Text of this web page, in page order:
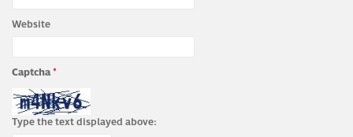
Website
Captcha*
Type the text displayed above: